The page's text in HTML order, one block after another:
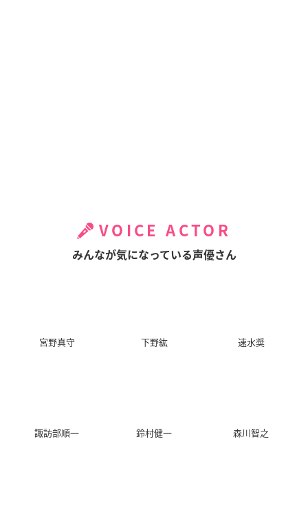
VOICE ACTOR
みんなが気になっている声優さん
宮野真守 下野紘 速水奨
諏訪部順一 鈴村健一 森川智之